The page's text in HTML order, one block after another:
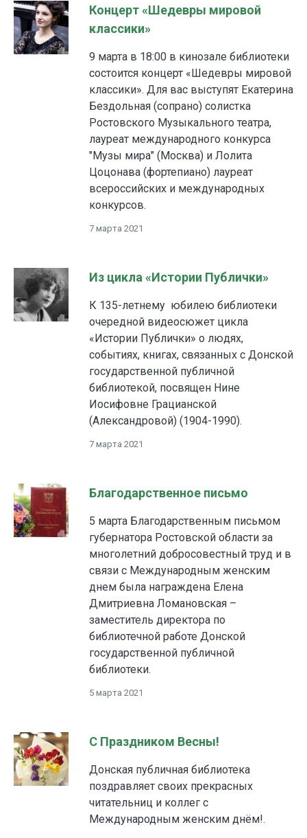
Концерт «Шедевры мировой
классики»
9 марта в 18:00 в кинозале библиотеки
состоится концерт «Шедевры мировой
классики». Для вас выступят Екатерина
Бездольная (сопрано) солистка
Ростовского Музыкального театра,
лауреат международного конкурса
"Музы мира" (Москва) и Лолита
Цоцонава (фортепиано) лауреат
всероссийских и международных
конкурсов.
7 марта 2021
Из цикла «Истории Публички»
К 135-летнему юбилею библиотеки
очередной видеосюжет цикла
«Истории Публички» о людях,
событиях, книгах, связанных с Донской
государственной публичной
библиотекой, посвящен Нине
Иосифовне Грацианской
(Александровой) (1904-1990).
7 марта 2021
Благодарственное письмо
5 марта Благодарственным письмом
губернатора Ростовской области за
многолетний добросовестный труд и в
связи с Международным женским
днем была награждена Елена
Дмитриевна Ломановская –
заместитель директора по
библиотечной работе Донской
государственной публичной
библиотеки.
5 марта 2021
С Праздником Весны!
Донская публичная библиотека
поздравляет своих прекрасных
читательниц и коллег с
Международным женским днём!.